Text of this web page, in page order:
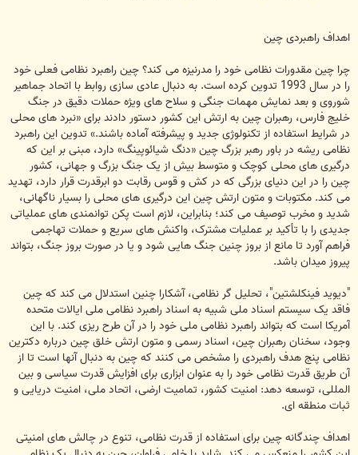
اهداف راهبردی چین
چرا چین مقدورات نظامی خود را مدرنیزه می کند؟ چین راهبرد نظامی فعلی خود
را در سال 1993 تدوین کرده است. به دنبال عادی سازی روابط با اتحاد جماهیر
شوروی و بعد نمایش مهمات جنگی و سلاح های ویژه حملات دقیق در جنگ
خلیج فارس، رهبران چین به ارتش این کشور دستور دادند برای «نبرد های محلی
در شرایط استفاده از تکنولوژی جدید و پیشرفته آماده باشند.» تدوین این راهبرد
نظامی ریشه در باور رهبر بزرگ چین «دنگ شیائوپینگ» دارد، مبنی بر این که
درگیری های محلی کوچک و متوسط بیش از یک جنگ بزرگ و جهانی، کشور
چین را در این دنیای بزرگی که در کش و قوس رقابت دو ابرقدرت قرار دارد، تهدید
می کند. مکتوبات و متون ارتش چین این درگیری های محلی را بسیار ناگهانی،
شدید و مخرب توصیف می کند؛ بنابراین، لازم است پکن توانمندی های عملیاتی
جدیدی را با تأکید بر عملیات مشترک، واکنش های سریع و حملات تهاجمی
فراهم آورد تا مانع از بروز چنین جنگ هایی شود و یا در صورت بروز جنگ، بتواند
پیروز میدان باشد.
"دیوید فینکلشتین"، تحلیل گر نظامی، آشکارا چنین استدلال می کند که چین
فاقد یک سیستم اسناد ملی شبیه به اسناد راهبرد نظامی ملی ایالات متحده
آمریکا است که بتواند راهبرد نظامی ملی خود را در آن طرح ریزی کند. با این
وجود، سخنان رهبران چین، اسناد رسمی و متون ارتش خلق چین درباره دکترین
نظامی پنج هدف راهبردی را مشخص می کنند که چین به دنبال آنها است تا از
آن طریق قدرت نظامی خود را به عنوان ابزاری برای افزایش قدرت سیاسی و بین
المللی، توسعه دهد: امنیت کشور، تمامیت ارضی، اتحاد ملی، امنیت دریایی و
ثبات منطقه ای.
اهداف چندگانه چین برای استفاده از قدرت نظامی، تنوع در چالش های امنیتی